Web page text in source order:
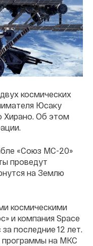
космических
Юсаку
Хирано. Об этом
«Союз МС-20»
проведут
на Землю
космическими
и компания Space
последние 12 лет.
программы на МКС